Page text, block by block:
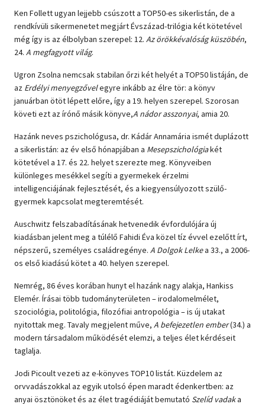
Ken Follett ugyan lejjebb csúszott a TOP50-es sikerlistán, de a
rendkívüli sikermenetet megjárt Évszázad-trilógia két kötetével
még így is az élbolyban szerepel: 12. Az örökkévalóság küszöbén,
24. A megfagyott világ.
Ugron Zsolna nemcsak stabilan őrzi két helyét a TOP50 listáján, de
az Erdélyi menyegzővelegyre inkább az élre tör: a könyv
januárban ötöt lépett előre, így a 19. helyen szerepel. Szorosan
követi ezt az írónő másik könyve,A nádor asszonyai, amia 20.
Hazánk neves pszichológusa, dr. Kádár Annamária ismét duplázott
a sikerlistán: az év első hónapjában a Mesepszichológiakét
kötetével a 17. és 22. helyet szerezte meg. Könyveiben
különleges mesékkel segíti a gyermekek érzelmi
intelligenciájának fejlesztését, és a kiegyensúlyozott szülő-
gyermek kapcsolat megteremtését.
Auschwitz felszabadításának hetvenedik évfordulójára új
kiadásban jelent meg a túlélő Fahidi Éva közel tíz évvel ezelőtt írt,
népszerű, személyes családregénye. A Dolgok Lelkea 33., a 2006-
os első kiadású kötet a 40. helyen szerepel.
Nemrég, 86 éves korában hunyt el hazánk nagy alakja, Hankiss
Elemér. Írásai több tudományterületen – irodalomelmélet,
szociológia, politológia, filozófiai antropológia – is új utakat
nyitottak meg. Tavaly megjelent műve, A befejezetlen ember(34.) a
modern társadalom működését elemzi, a teljes élet kérdéseit
taglalja.
Jodi Picoult vezeti az e-könyves TOP10 listát. Küzdelem az
orvvadászokkal az egyik utolsó épen maradt édenkertben: az
anyai ösztönöket és az élet tragédiáját bemutató Szelíd vadaka